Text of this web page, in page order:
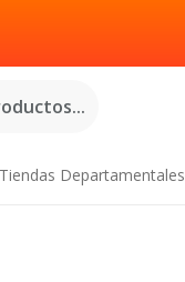
Tiendas Departamentales